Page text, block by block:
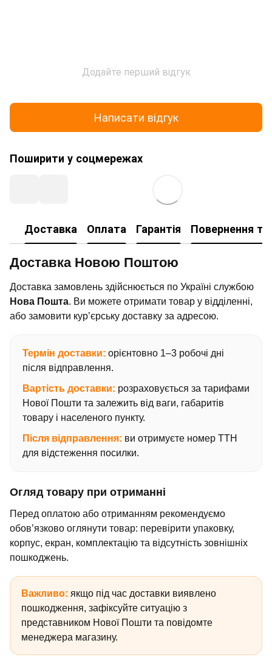
Додайте перший відгук
Написати відгук
Поширити у соцмережах
Доставка Оплата Гарантія Повернення
Доставка Новою Поштою
Доставка замовлень здійснюється по Україні службою
Нова Пошта. Ви можете отримати товар у відділенні,
або замовити кур’єрську доставку за адресою.
Термін доставки: орієнтовно 1–3 робочі дні
після відправлення.
Вартість доставки: розраховується за тарифами
Нової Пошти та залежить від ваги, габаритів
товару і населеного пункту.
Після відправлення: ви отримуєте номер ТТН
для відстеження посилки.
Огляд товару при отриманні
Перед оплатою або отриманням рекомендуємо
обов’язково оглянути товар: перевірити упаковку,
корпус, екран, комплектацію та відсутність зовнішніх
пошкоджень.
Важливо: якщо під час доставки виявлено
пошкодження, зафіксуйте ситуацію з
представником Нової Пошти та повідомте
менеджера магазину.